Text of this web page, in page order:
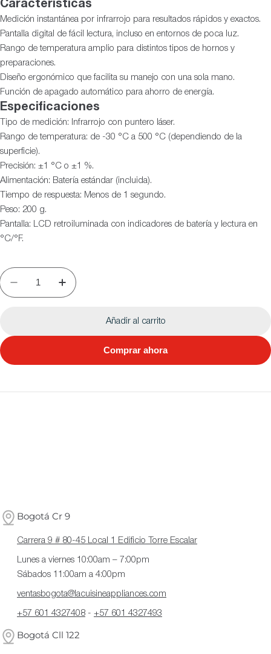
Características
Medición instantánea por infrarrojo para resultados rápidos y exactos.
Pantalla digital de fácil lectura, incluso en entornos de poca luz.
Rango de temperatura amplio para distintos tipos de hornos y
preparaciones.
Diseño ergonómico que facilita su manejo con una sola mano.
Función de apagado automático para ahorro de energía.
Especificaciones
Tipo de medición: Infrarrojo con puntero láser.
Rango de temperatura: de -30 °C a 500 °C (dependiendo de la
superficie).
Precisión: ±1 °C o ±1 %.
Alimentación: Batería estándar (incluida).
Tiempo de respuesta: Menos de 1 segundo.
Peso: 200 g.
Pantalla: LCD retroiluminada con indicadores de batería y lectura en
°C/°F.
Añadir al carrito
Comprar ahora
Bogotá Cr 9
Carrera 9 # 80-45 Local 1 Edificio Torre Escalar
Lunes a viernes 10:00am – 7:00pm
Sábados 11:00am a 4:00pm
ventasbogota@lacuisineappliances.com
+57 601 4327408 - +57 601 4327493
Bogotá Cll 122